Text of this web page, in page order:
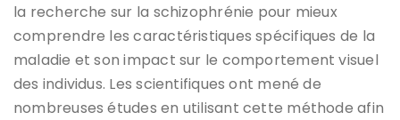
la recherche sur la schizophrénie pour mieux
comprendre les caractéristiques spécifiques de la
maladie et son impact sur le comportement visuel
des individus. Les scientifiques ont mené de
nombreuses études en utilisant cette méthode afin